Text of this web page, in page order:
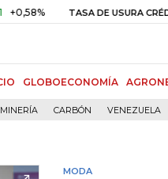
TASA DE USURA CRÉDITO
GLOBOECONOMÍA
MINERÍA CARBÓN VENEZUELA
MODA